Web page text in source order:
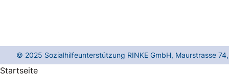
© 2025 Sozialhilfeunterstützung RINKE GmbH, Maurstrasse 74,
Startseite